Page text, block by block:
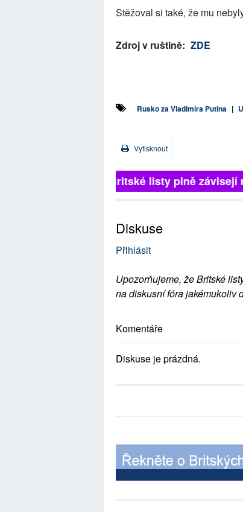
Stěžoval si také, že mu
Zdroj v ruštině: ZDE
Rusko za Vladimíra Putina |
Vytisknout
Britské listy plně
Diskuse
Přihlásit
Upozorňujeme, že Britské
na diskusní fóra jakémukoliv
Komentáře
Diskuse je prázdná.